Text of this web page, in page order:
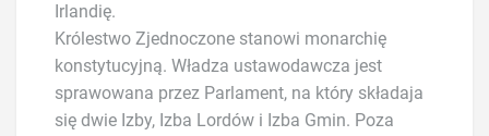
Irlandię.
Królestwo Zjednoczone stanowi monarchię
konstytucyjną. Władza ustawodawcza jest
sprawowana przez Parlament, na który składaja
się dwie Izby, Izba Lordów i Izba Gmin. Poza